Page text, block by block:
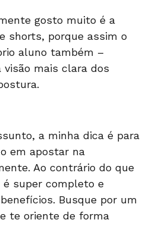
gosto muito é a
shorts, porque assim o
aluno também –
mais clara dos
a minha dica é para
em apostar na
Ao contrário do que
super completo e
Busque por um
te oriente de forma